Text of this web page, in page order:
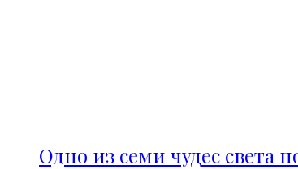
Одно из семи чудес света